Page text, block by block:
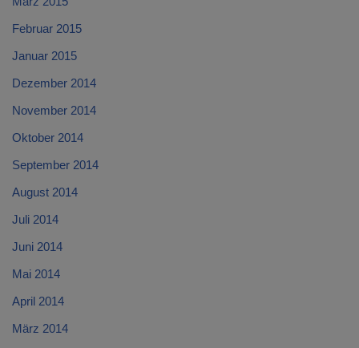
Februar 2015
Januar 2015
Dezember 2014
November 2014
Oktober 2014
September 2014
August 2014
Juli 2014
Juni 2014
Mai 2014
April 2014
März 2014